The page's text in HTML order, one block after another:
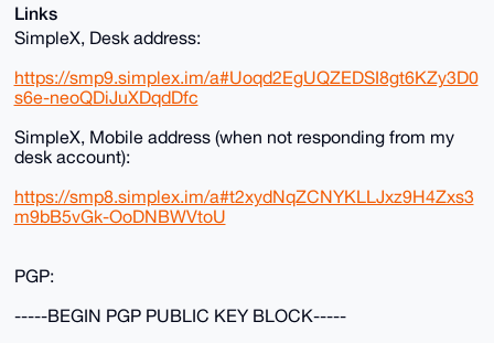
Links
SimpleX, Desk address:
https://smp9.simplex.im/a#Uoqd2EgUQZEDSI8gt6KZy3D0
s6e-neoQDiJuXDqdDfc
SimpleX, Mobile address (when not responding from my
desk account):
https://smp8.simplex.im/a#t2xydNqZCNYKLLJxz9H4Zxs3
m9bB5vGk-OoDNBWVtoU
PGP:
-----BEGIN PGP PUBLIC KEY BLOCK-----